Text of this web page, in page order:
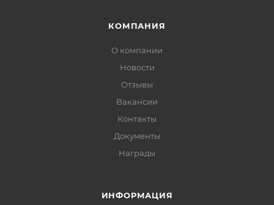
КОМПАНИЯ
О компании
Новости
Отзывы
Вакансии
Контакты
Документы
Награды
ИНФОРМАЦИЯ